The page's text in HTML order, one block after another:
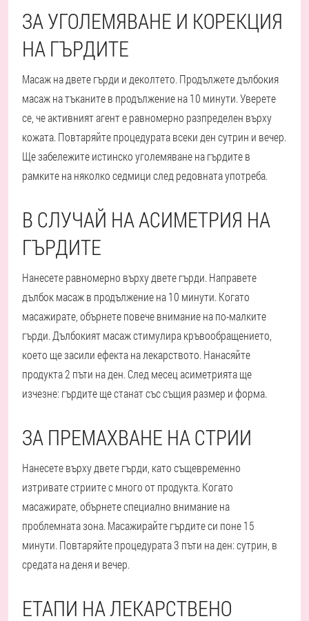
ЗА УГОЛЕМЯВАНЕ И КОРЕКЦИЯ
НА ГЪРДИТЕ
Масаж на двете гърди и деколтето. Продължете дълбокия
масаж на тъканите в продължение на 10 минути. Уверете
се, че активният агент е равномерно разпределен върху
кожата. Повтаряйте процедурата всеки ден сутрин и вечер.
Ще забележите истинско уголемяване на гърдите в
рамките на няколко седмици след редовната употреба.
В СЛУЧАЙ НА АСИМЕТРИЯ НА
ГЪРДИТЕ
Нанесете равномерно върху двете гърди. Направете
дълбок масаж в продължение на 10 минути. Когато
масажирате, обърнете повече внимание на по-малките
гърди. Дълбокият масаж стимулира кръвообращението,
което ще засили ефекта на лекарството. Нанасяйте
продукта 2 пъти на ден. След месец асиметрията ще
изчезне: гърдите ще станат със същия размер и форма.
ЗА ПРЕМАХВАНЕ НА СТРИИ
Нанесете върху двете гърди, като същевременно
изтривате стриите с много от продукта. Когато
масажирате, обърнете специално внимание на
проблемната зона. Масажирайте гърдите си поне 15
минути. Повтаряйте процедурата 3 пъти на ден: сутрин, в
средата на деня и вечер.
ЕТАПИ НА ЛЕКАРСТВЕНО